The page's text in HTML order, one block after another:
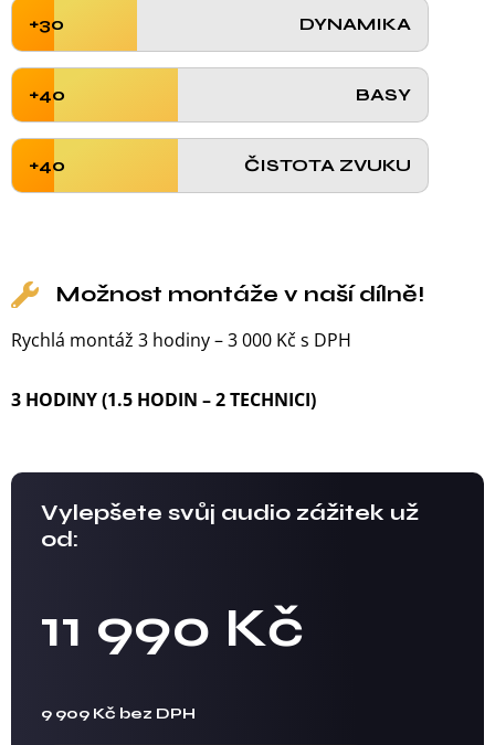
DYNAMIKA
+30
BASY
+40
ČISTOTA ZVUKU
+40
Možnost montáže v naší dílně!
Rychlá montáž 3 hodiny – 3 000 Kč s DPH
3 HODINY (1.5 HODIN – 2 TECHNICI)
Vylepšete svůj audio zážitek už
od:
11 990 Kč
9 909 Kč bez DPH